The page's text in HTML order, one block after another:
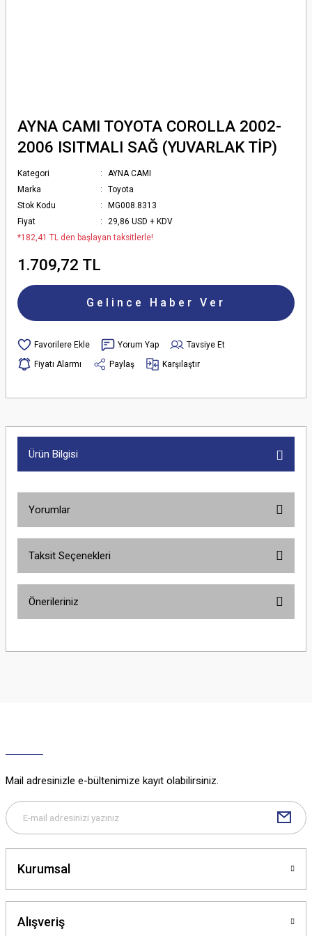
AYNA CAMI TOYOTA COROLLA 2002-
2006 ISITMALI SAĞ (YUVARLAK TİP)
Kategori
AYNA CAMI
Marka
Toyota
Stok Kodu
MG008.8313
Fiyat
29,86 USD + KDV
*182,41 TL den başlayan taksitlerle!
1.709,72 TL
Gelince Haber Ver
Yorum Yap
Tavsiye Et
Fiyatı Alarmı
Paylaş Karşılaştır
Ürün Bilgisi
Yorumlar
Taksit Seçenekleri
Önerileriniz
yetersiz gördüğünüz noktaları öneri formunu kullanarak tarafımıza
Bu ürüne benzer farklı alternatifler olmalı.
Mail adresinizle e-bültenimize kayıt olabilirsiniz.
Kurumsal
Alışveriş